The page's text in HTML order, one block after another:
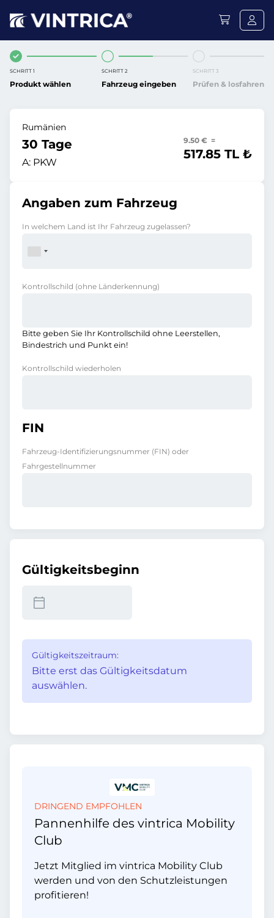
SCHRITT 1
Produkt wählen
SCHRITT 2
Fahrzeug eingeben
SCHRITT 3
Prüfen & losfahren
Rumänien
30 Tage
A: PKW
9.50 € =
517.85 TL ₺
Angaben zum Fahrzeug
In welchem Land ist Ihr Fahrzeug zugelassen?
Kontrollschild (ohne Länderkennung)
Bitte geben Sie Ihr Kontrollschild ohne Leerstellen,
Bindestrich und Punkt ein!
Kontrollschild wiederholen
FIN
Fahrzeug-Identifizierungsnummer (FIN) oder
Fahrgestellnummer
Gültigkeitsbeginn
Gültigkeitszeitraum:
Bitte erst das Gültigkeitsdatum
auswählen.
DRINGEND EMPFOHLEN
Pannenhilfe des vintrica Mobility
Club
Jetzt Mitglied im vintrica Mobility Club
werden und von den Schutzleistungen
profitieren!